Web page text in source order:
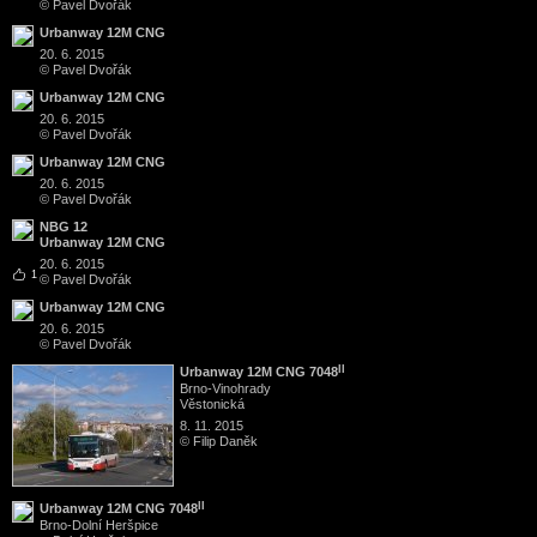
© Pavel Dvořák
Urbanway 12M CNG
20. 6. 2015
© Pavel Dvořák
Urbanway 12M CNG
20. 6. 2015
© Pavel Dvořák
Urbanway 12M CNG
20. 6. 2015
© Pavel Dvořák
1
NBG 12
Urbanway 12M CNG
20. 6. 2015
© Pavel Dvořák
Urbanway 12M CNG
20. 6. 2015
© Pavel Dvořák
Urbanway 12M CNG 7048
Brno-Vinohrady
Věstonická
8. 11. 2015
© Filip Daněk
Urbanway 12M CNG 7048
Brno-Dolní Heršpice